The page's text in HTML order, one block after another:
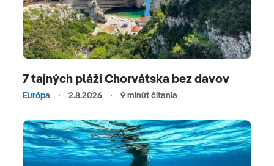
7 tajných pláží Chorvátska bez davov
Európa 2.8.2026 9 minút čítania